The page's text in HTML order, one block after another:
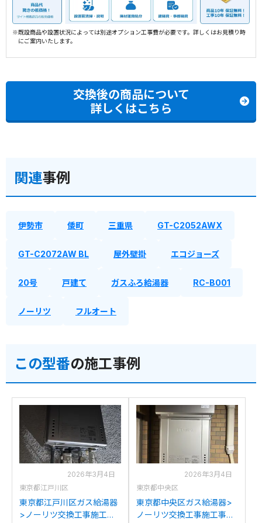
※既設商品や設置状況によっては別途オプション工事費が必要です。詳しくはお見積り時
にご案内いたします。
交換後の商品について
詳しくはこちら
関連事例
伊勢市 倭町 三重県 GT-C2052AWX
GT-C2072AW BL 屋外壁掛 エコジョーズ
20号 戸建て ガスふろ給湯器 RC-B001
ノーリツ フルオート
この型番の施工事例
2026年3月4日
東京都江戸川区
東京都江戸川区ガス給湯器
>ノーリツ交換工事施工事
2026年3月4日
東京都中央区
東京都中央区ガス給湯器>
ノーリツ交換工事施工事